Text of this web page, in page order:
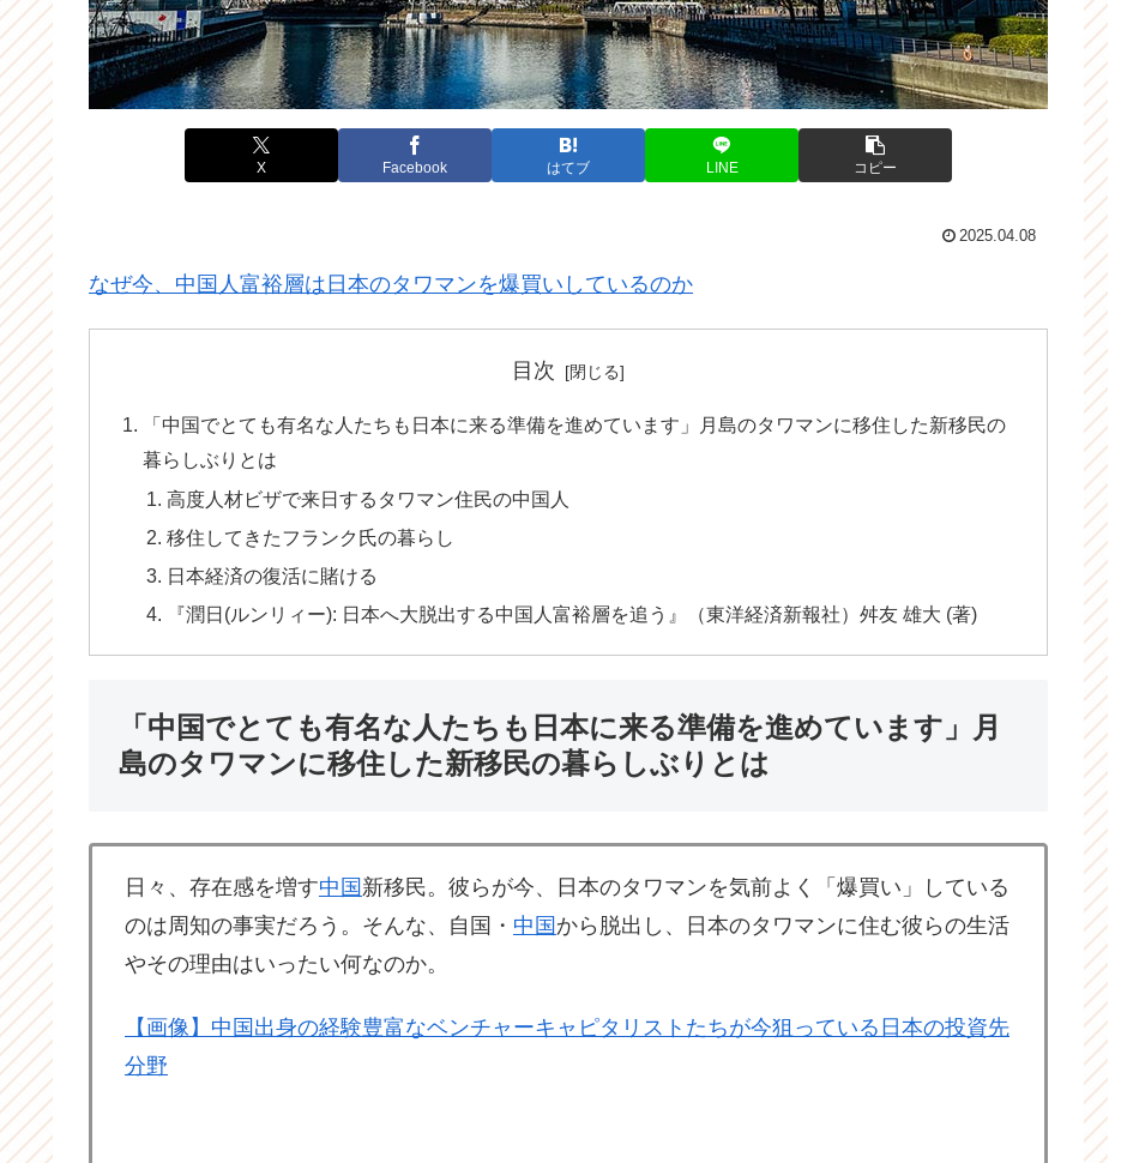
X Facebook はてブ LINE コピー
2025.04.08
なぜ今、中国人富裕層は日本のタワマンを爆買いしているのか
目次
「中国でとても有名な人たちも日本に来る準備を進めています」月島のタワマンに移住した新移民の
暮らしぶりとは
高度人材ビザで来日するタワマン住民の中国人
移住してきたフランク氏の暮らし
日本経済の復活に賭ける
『潤日(ルンリィー): 日本へ大脱出する中国人富裕層を追う』（東洋経済新報社）舛友 雄大 (著)
「中国でとても有名な人たちも日本に来る準備を進めています」月
島のタワマンに移住した新移民の暮らしぶりとは
日々、存在感を増す中国 新移民。彼らが今、日本のタワマンを気前よく「爆買い」している
のは周知の事実だろう。そんな、自国・ 中国 から脱出し、日本のタワマンに住む彼らの生活
やその理由はいったい何なのか。
【画像】中国出身の経験豊富なベンチャーキャピタリストたちが今狙っている日本の投資先
分野